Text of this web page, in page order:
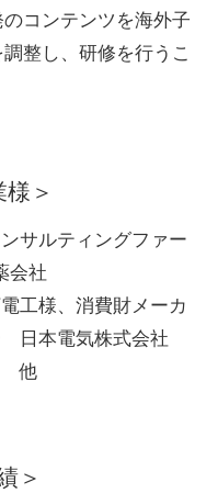
コンテンツを海外子
整し、研修を行うこ
＞
サルティングファー
会社
工様、消費財メーカ
日本電気株式会社
他
＞